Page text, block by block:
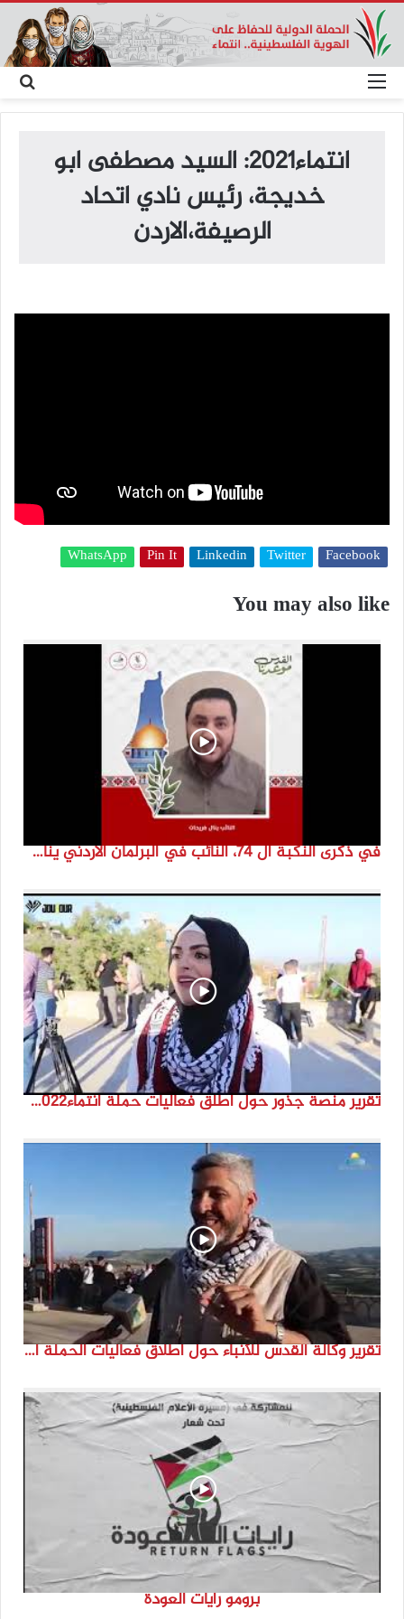
عن
انتماء2021: السيد مصطفى ابو
خديجة، رئيس نادي اتحاد
الرصيفة،الاردن
Facebook
Twitter
Linkedin
Pin It
WhatsApp
You may also like
في ذكرى النكبة ال 74، النائب في البرلمان الأردني ينال فرحات
تقرير منصة جذور حول اطلق فعاليات حملة انتماء2022 من مارون الراس
تقرير وكالة القدس للأنباء حول اطلاق فعاليات الحملة الدولية للحفاظ على الهوية الفلسطينية ” انتماء”
برومو رايات العودة